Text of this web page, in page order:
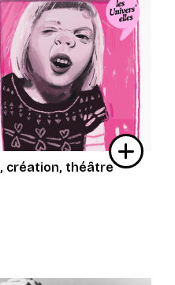
création théâtre